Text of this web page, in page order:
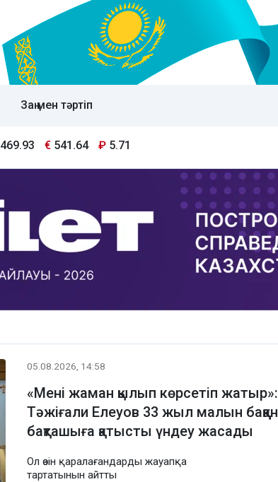
Заң мен тәртіп
469.93 € 541.64 ₽ 5.71
05.08.2026, 14:58
«Мені жаман қылып көрсетіп жатыр»:
Тәжіғали Елеуов 33 жыл малын баққан
бақташыға қатысты үндеу жасады
Ол өзін қаралағандарды жауапқа
тартатынын айтты